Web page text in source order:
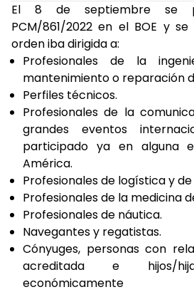
El 8 de septiembre se
PCM/861/2022 en el BOE y
orden iba dirigida a:
Profesionales de la
mantenimiento o reparación
Perfiles técnicos.
Profesionales de la
grandes eventos
participado ya en alguna
América.
Profesionales de logística y
Profesionales de la medicina
Profesionales de náutica.
Navegantes y regatistas.
Cónyuges, personas con
acreditada e hijos/
económicamente